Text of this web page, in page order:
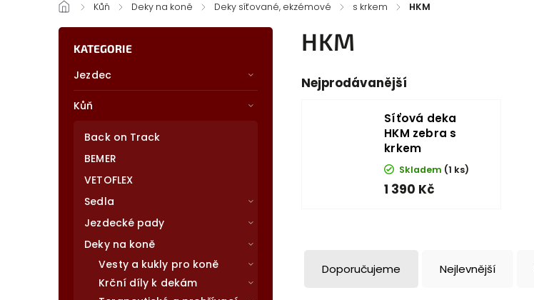
/ Kůň / Deky na koně / Deky síťované, ekzémové / s krkem / HKM
KATEGORIE
Jezdec
Kůň
Back on Track
BEMER
VETOFLEX
Sedla
Jezdecké pady
Deky na koně
Vesty a kukly pro koně
Krční díly k dekám
HKM
Nejprodávanější
Síťová deka
HKM zebra s
krkem
Skladem (1 ks)
1 390 Kč
Doporučujeme Nejlevnější